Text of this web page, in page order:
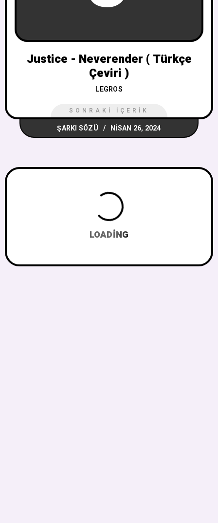
Justice - Neverender ( Türkçe
Çeviri )
LEGROS
SONRAKI İÇERIK
ŞARKI SÖZÜ NISAN 26, 2024
LOADING